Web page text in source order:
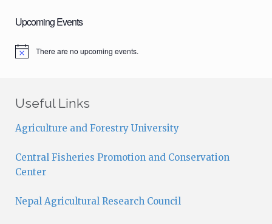
Upcoming Events
N
e
There are no upcoming events.
Useful Links
Agriculture and Forestry University
Central Fisheries Promotion and Conservation
Center
Nepal Agricultural Research Council